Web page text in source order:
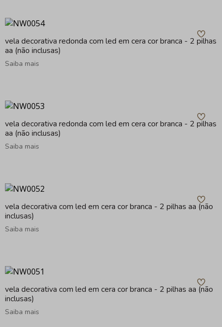
vela decorativa redonda com led em cera cor branca - 2 pilhas
aa (não inclusas)
Saiba mais
vela decorativa redonda com led em cera cor branca - 2 pilhas
aa (não inclusas)
Saiba mais
vela decorativa com led em cera cor branca - 2 pilhas aa (não
inclusas)
Saiba mais
vela decorativa com led em cera cor branca - 2 pilhas aa (não
inclusas)
Saiba mais